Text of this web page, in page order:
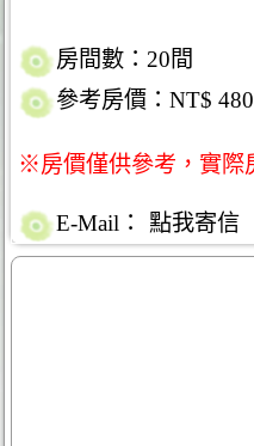
房間數：20間
參考房價：NT$
※房價僅供參考，實際
E-Mail： 點我寄信